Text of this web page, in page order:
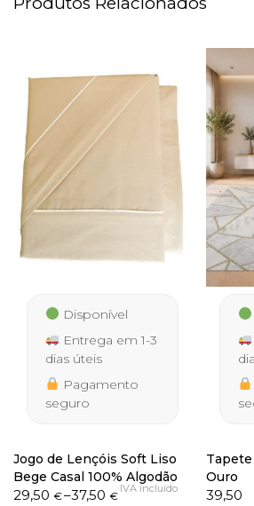
Disponível
Entrega em 1-3
dias úteis
Pagamento
seguro
Jogo de Lençóis Soft Liso
Bege Casal 100% Algodão
29,50 €–37,50€
Price
IVA incluído
Tapete
Ouro
39,50
Price